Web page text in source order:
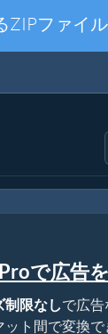
ZIPファイ
で広告
制限なしで広
ット間で変換